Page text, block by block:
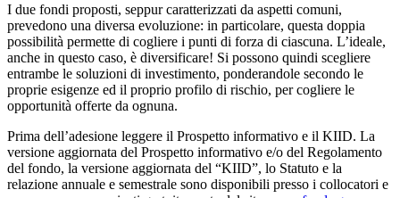
I due fondi proposti, seppur caratterizzati da aspetti comuni,
prevedono una diversa evoluzione: in particolare, questa doppia
possibilità permette di cogliere i punti di forza di ciascuna. L’ideale,
anche in questo caso, è diversificare! Si possono quindi scegliere
entrambe le soluzioni di investimento, ponderandole secondo le
proprie esigenze ed il proprio profilo di rischio, per cogliere le
opportunità offerte da ognuna.
Prima dell’adesione leggere il Prospetto informativo e il KIID. La
versione aggiornata del Prospetto informativo e/o del Regolamento
del fondo, la versione aggiornata del “KIID”, lo Statuto e la
relazione annuale e semestrale sono disponibili presso i collocatori e